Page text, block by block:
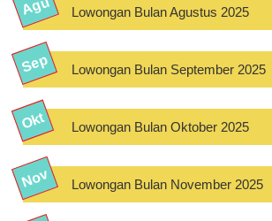
Lowongan Bulan Agustus 2025
Lowongan Bulan September 2025
Lowongan Bulan Oktober 2025
Lowongan Bulan November 2025